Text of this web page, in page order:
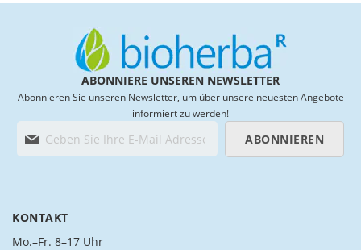
ABONNIERE UNSEREN NEWSLETTER
Abonnieren Sie unseren Newsletter, um über unsere neuesten Angebote
informiert zu werden!
l
S
i
ABONNIEREN
KONTAKT
Mo.–Fr. 8–17 Uhr